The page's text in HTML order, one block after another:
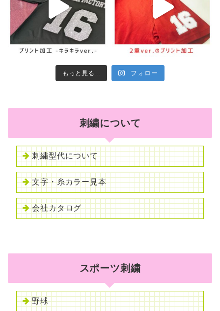
もっと見る... フォロー
刺繍について
刺繍型代について
文字・糸カラー見本
会社カタログ
スポーツ刺繍
野球